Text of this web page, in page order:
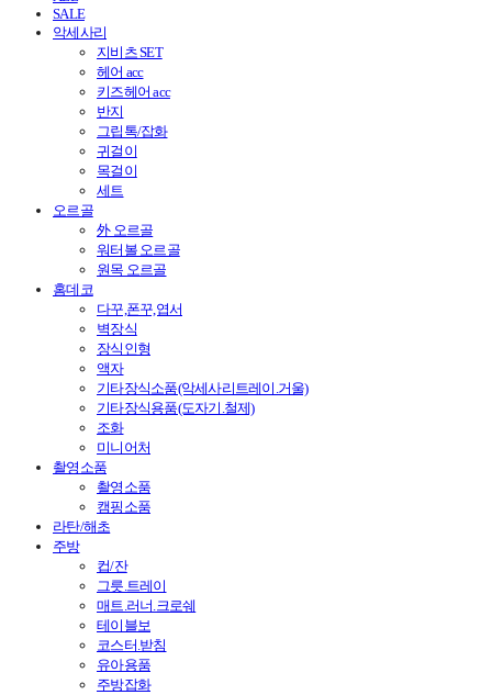
SALE
악세사리
지비츠 SET
헤어 acc
키즈헤어 acc
반지
그립톡/잡화
귀걸이
목걸이
세트
오르골
外 오르골
워터볼 오르골
원목 오르골
홈데코
다꾸,폰꾸,엽서
벽장식
장식인형
액자
기타장식소품(악세사리트레이.거울)
기타장식용품(도자기.철제)
조화
미니어처
촬영소품
촬영소품
캠핑소품
라탄/해초
주방
컵/잔
그릇.트레이
매트.러너.크로쉐
테이블보
코스터.받침
유아용품
주방잡화